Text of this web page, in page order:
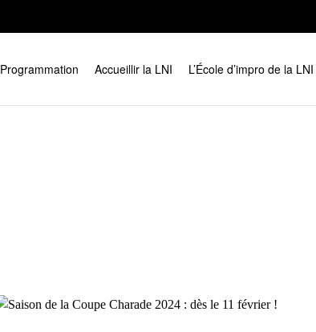
Programmation Accueillir la LNI L’École d’impro de la LNI